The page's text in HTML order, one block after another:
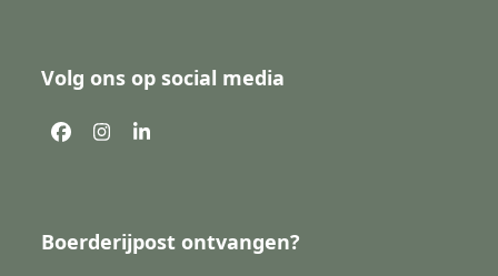
Volg ons op social media
Facebook
Instagram
LinkedIn
Boerderijpost ontvangen?